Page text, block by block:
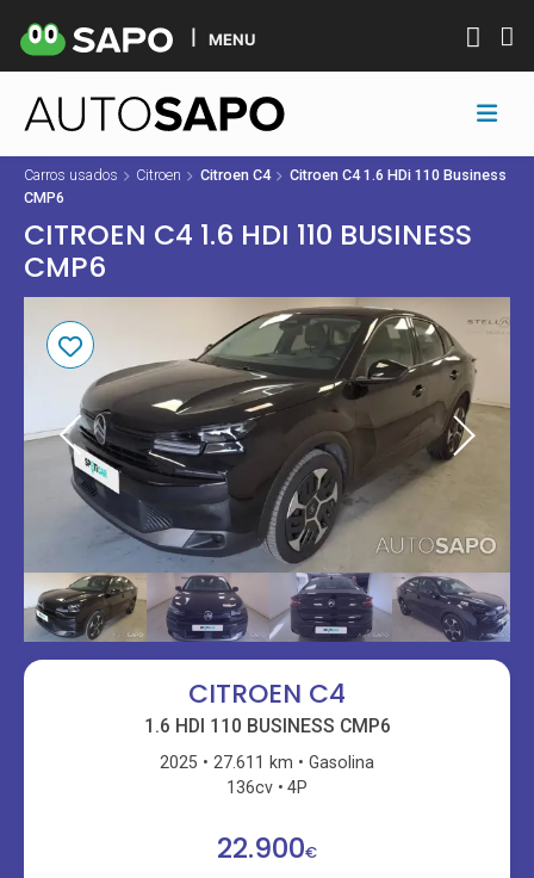
MENU
Carros usados Citroen Citroen C4
Citroen C4 1.6 HDi 110 Business
CMP6
CITROEN C4 1.6 HDI 110 BUSINESS
CMP6
CITROEN C4
1.6 HDI 110 BUSINESS CMP6
2025 27.611 km
Gasolina
136cv
4P
22.900€